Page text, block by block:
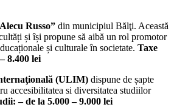
Russo” din municipiul Bălţi. Această
și își propune să aibă un rol promotor
și culturale în societate. Taxe
8.400 lei
(ULIM) dispune de șapte
accesibilitatea si diversitatea studiilor
– de la 5.000 – 9.000 lei